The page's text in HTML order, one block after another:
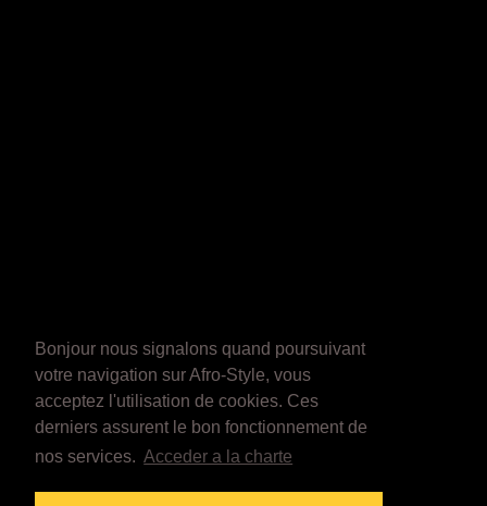
Bonjour nous signalons quand poursuivant
votre navigation sur Afro-Style, vous
acceptez l'utilisation de cookies. Ces
derniers assurent le bon fonctionnement de
nos services. Acceder a la charte